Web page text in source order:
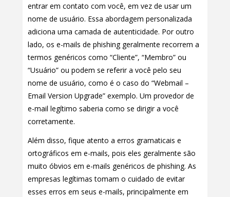
entrar em contato com você, em vez de usar um
nome de usuário. Essa abordagem personalizada
adiciona uma camada de autenticidade. Por outro
lado, os e-mails de phishing geralmente recorrem a
termos genéricos como “Cliente”, “Membro” ou
“Usuário” ou podem se referir a você pelo seu
nome de usuário, como é o caso do “Webmail –
Email Version Upgrade” exemplo. Um provedor de
e-mail legítimo saberia como se dirigir a você
corretamente.
Além disso, fique atento a erros gramaticais e
ortográficos em e-mails, pois eles geralmente são
muito óbvios em e-mails genéricos de phishing. As
empresas legítimas tomam o cuidado de evitar
esses erros em seus e-mails, principalmente em